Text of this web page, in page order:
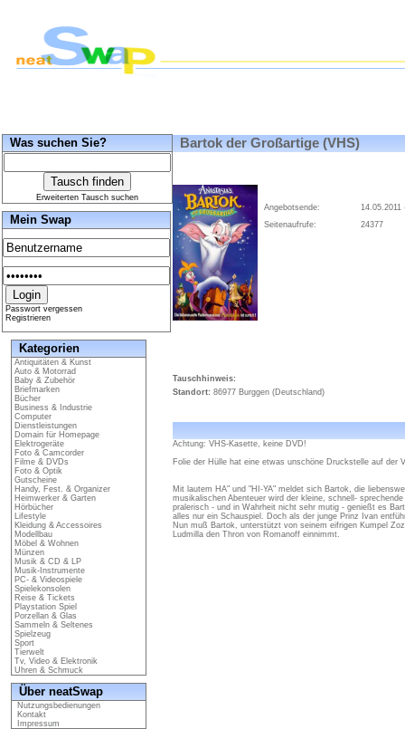
Was suchen Sie?
Erweiterten Tausch suchen
Mein Swap
Passwort vergessen
Registrieren
Kategorien
Antiquitäten & Kunst
Auto & Motorrad
Baby & Zubehör
Briefmarken
Bücher
Business & Industrie
Computer
Dienstleistungen
Domain für Homepage
Elektrogeräte
Foto & Camcorder
Filme & DVDs
Foto & Optik
Gutscheine
Handy, Fest. & Organizer
Heimwerker & Garten
Hörbücher
Lifestyle
Kleidung & Accessoires
Modellbau
Möbel & Wohnen
Münzen
Musik & CD & LP
Musik-Instrumente
PC- & Videospiele
Spielekonsolen
Reise & Tickets
Playstation Spiel
Porzellan & Glas
Sammeln & Seltenes
Spielzeug
Sport
Tierwelt
Tv, Video & Elektronik
Uhren & Schmuck
Über neatSwap
Nutzungsbedienungen
Kontakt
Impressum
Bartok der Großartige (VHS)
Angebotsende:
14.05.2011
Seitenaufrufe:
24377
Tauschhinweis:
Standort: 86977 Burggen (Deutschland)
Achtung: VHS-Kasette, keine DVD!
Folie der Hülle hat eine etwas unschöne Druckstelle auf der
Mit lautem HA" und "HI-YA" meldet sich Bartok, die
musikalischen Abenteuer wird der kleine, schnell-
pralerisch - und in Wahrheit nicht sehr mutig - genießt es
alles nur ein Schauspiel. Doch als der junge Prinz Ivan
Nun muß Bartok, unterstützt von seinem eifrigen Kumpel
Ludmilla den Thron von Romanoff einnimmt.